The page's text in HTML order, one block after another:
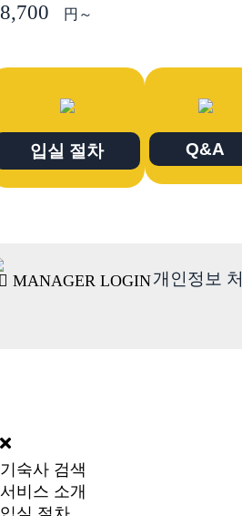
円～
입실 절차 Q&A
MANAGER LOGIN개인정보
기숙사 검색
서비스 소개